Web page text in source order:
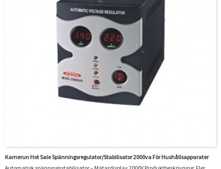
Kamerun Hot Sale Spänningsregulator/stabilisator 2000va För Hushållsapparater